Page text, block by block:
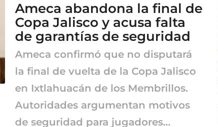
e
s
a
g
Ameca abandona la final de
Copa Jalisco y acusa falta
de garantías de seguridad
Ameca confirmó que no disputará
la final de vuelta de la Copa Jalisco
en Ixtlahuacán de los Membrillos.
Autoridades argumentan motivos
de seguridad para jugadores...